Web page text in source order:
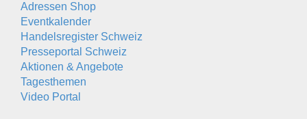
Adressen Shop
Eventkalender
Handelsregister Schweiz
Presseportal Schweiz
Aktionen & Angebote
Tagesthemen
Video Portal